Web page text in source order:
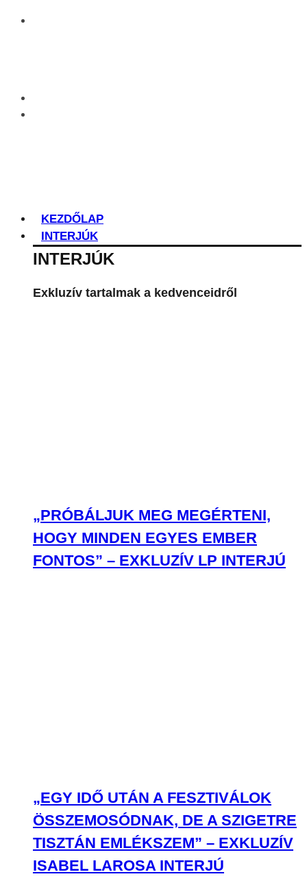
KEZDŐLAP
INTERJÚK
INTERJÚK
Exkluzív tartalmak a kedvenceidről
„PRÓBÁLJUK MEG MEGÉRTENI,
HOGY MINDEN EGYES EMBER
FONTOS” – EXKLUZÍV LP INTERJÚ
„EGY IDŐ UTÁN A FESZTIVÁLOK
ÖSSZEMOSÓDNAK, DE A SZIGETRE
TISZTÁN EMLÉKSZEM” – EXKLUZÍV
ISABEL LAROSA INTERJÚ